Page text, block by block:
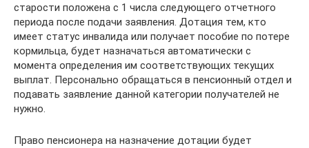
старости положена с 1 числа следующего отчетного
периода после подачи заявления. Дотация тем, кто
имеет статус инвалида или получает пособие по потере
кормильца, будет назначаться автоматически с
момента определения им соответствующих текущих
выплат. Персонально обращаться в пенсионный отдел и
подавать заявление данной категории получателей не
нужно.
Право пенсионера на назначение дотации будет